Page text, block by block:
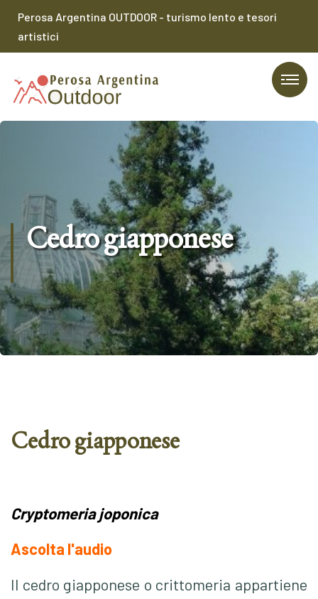
Perosa Argentina OUTDOOR - turismo lento e tesori
artistici
Cedro giapponese
Cedro giapponese
Cryptomeria joponica
Ascolta l'audio
Il cedro giapponese o crittomeria appartiene